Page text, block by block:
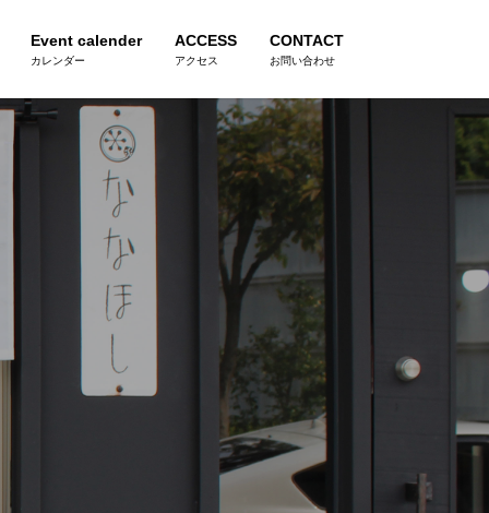
Event calender
カレンダー
ACCESS
アクセス
CONTACT
お問い合わせ